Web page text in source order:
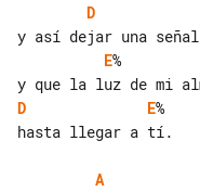
D
E%
D
E%
hasta llegar a tí.
A